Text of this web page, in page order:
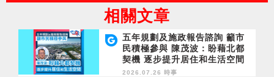
相關文章
五年規劃及施政報告諮詢 籲市
民積極參與 陳茂波：盼藉北都
契機 逐步提升居住和生活空間
2026.07.26 時事